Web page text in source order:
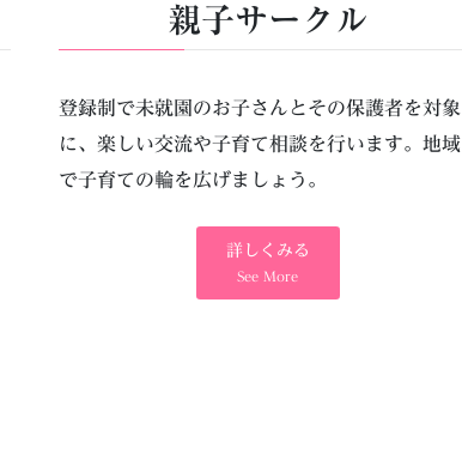
親子サークル
登録制で未就園のお子さんとその保護者を対象
に、楽しい交流や子育て相談を行います。地域
で子育ての輪を広げましょう。
詳しくみる
See More